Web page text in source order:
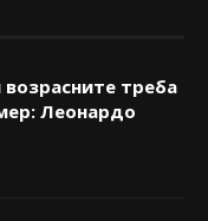
треба
Леонардо